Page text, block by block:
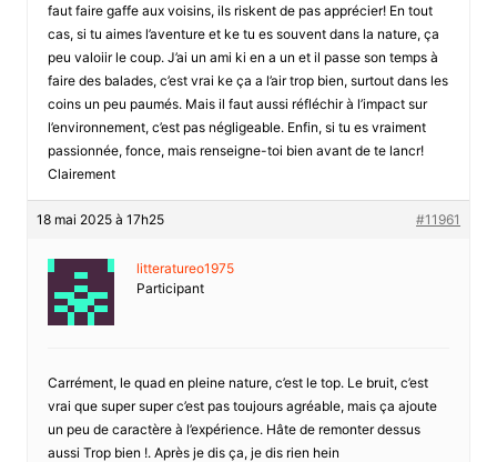
faut faire gaffe aux voisins, ils riskent de pas apprécier! En tout
cas, si tu aimes l’aventure et ke tu es souvent dans la nature, ça
peu valoiir le coup. J’ai un ami ki en a un et il passe son temps à
faire des balades, c’est vrai ke ça a l’air trop bien, surtout dans les
coins un peu paumés. Mais il faut aussi réfléchir à l’impact sur
l’environnement, c’est pas négligeable. Enfin, si tu es vraiment
passionnée, fonce, mais renseigne-toi bien avant de te lancr!
Clairement
18 mai 2025 à 17h25 #11961
litteratureo1975
Participant
Carrément, le quad en pleine nature, c’est le top. Le bruit, c’est
vrai que super super c’est pas toujours agréable, mais ça ajoute
un peu de caractère à l’expérience. Hâte de remonter dessus
aussi Trop bien !. Après je dis ça, je dis rien hein